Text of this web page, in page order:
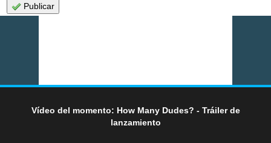
Publicar
Vídeo del momento: How Many Dudes? - Tráiler de
lanzamiento